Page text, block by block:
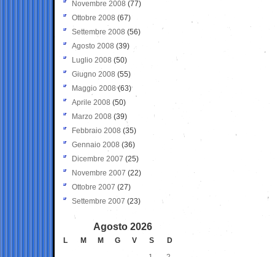
Novembre 2008 (77)
Ottobre 2008 (67)
Settembre 2008 (56)
Agosto 2008 (39)
Luglio 2008 (50)
Giugno 2008 (55)
Maggio 2008(63)
Aprile 2008 (50)
Marzo 2008 (39)
Febbraio 2008 (35)
Gennaio 2008 (36)
Dicembre 2007 (25)
Novembre 2007 (22)
Ottobre 2007 (27)
Settembre 2007 (23)
Agosto 2026
L M M G V S
D